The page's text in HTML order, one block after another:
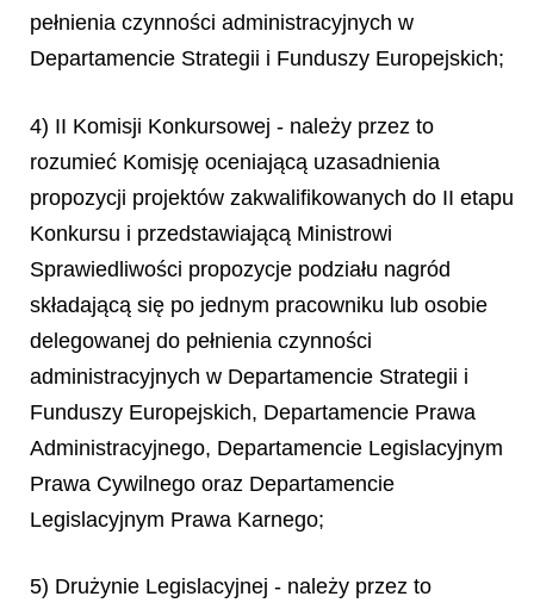
pełnienia czynności administracyjnych w
Departamencie Strategii i Funduszy Europejskich;
4) II Komisji Konkursowej - należy przez to
rozumieć Komisję oceniającą uzasadnienia
propozycji projektów zakwalifikowanych do II etapu
Konkursu i przedstawiającą Ministrowi
Sprawiedliwości propozycje podziału nagród
składającą się po jednym pracowniku lub osobie
delegowanej do pełnienia czynności
administracyjnych w Departamencie Strategii i
Funduszy Europejskich, Departamencie Prawa
Administracyjnego, Departamencie Legislacyjnym
Prawa Cywilnego oraz Departamencie
Legislacyjnym Prawa Karnego;
5) Drużynie Legislacyjnej - należy przez to